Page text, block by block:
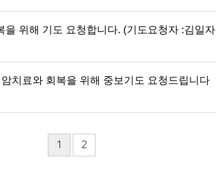
위해 기도 요청합니다. (기도요청자 :김일자
치료와 회복을 위해 중보기도 요청드립니다
1 2